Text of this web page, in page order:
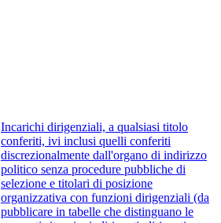
Incarichi dirigenziali, a qualsiasi titolo
conferiti, ivi inclusi quelli conferiti
discrezionalmente dall'organo di indirizzo
politico senza procedure pubbliche di
selezione e titolari di posizione
organizzativa con funzioni dirigenziali (da
pubblicare in tabelle che distinguano le